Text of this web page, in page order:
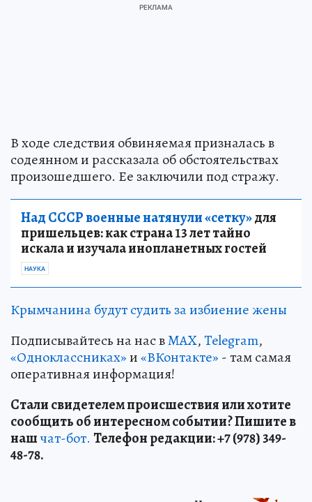
В ходе следствия обвиняемая призналась в
содеянном и рассказала об обстоятельствах
произошедшего. Ее заключили под стражу.
Над СССР военные натянули «сетку»для
пришельцев: как страна 13 лет тайно
искала и изучала инопланетных гостей
НАУКА
Крымчанина будут судить за избиение жены
Подписывайтесь на нас вMAX,Telegram,
«Одноклассниках»и«ВКонтакте» - там самая
оперативная информация!
Стали свидетелем происшествия или хотите
сообщить об интересном событии? Пишите в
нашчат-бот. Телефон редакции: +7 (978) 349-
48-78.